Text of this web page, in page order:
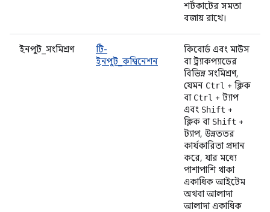
শর্টকাটের সমতা
বজায় রাখে।
ইনপুট_সংমিশ্রণ
টি-
ইনপুট_কম্বিনেশন
কিবোর্ড এবং মাউস
বা ট্র্যাকপ্যাডের
বিভিন্ন সংমিশ্রণ,
যেমন Ctrl + ক্লিক
বা Ctrl + ট্যাপ
এবং Shift +
ক্লিক বা Shift +
ট্যাপ, উন্নততর
কার্যকারিতা প্রদান
করে, যার মধ্যে
পাশাপাশি থাকা
একাধিক আইটেম
অথবা আলাদা
আলাদা একাধিক